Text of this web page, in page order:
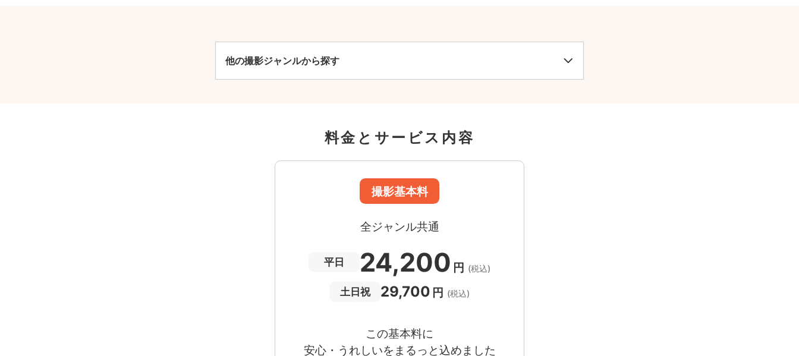
他の撮影ジャンルから探す
料金とサービス内容
写真データ75枚~
フォトグラファー出張料
日時変更料が無料
撮影後でもあんしんの
*撮影場所や日時によって、一部のフォトグラファ
ーでは遠方出張料（+3,000円）が発生する場合が